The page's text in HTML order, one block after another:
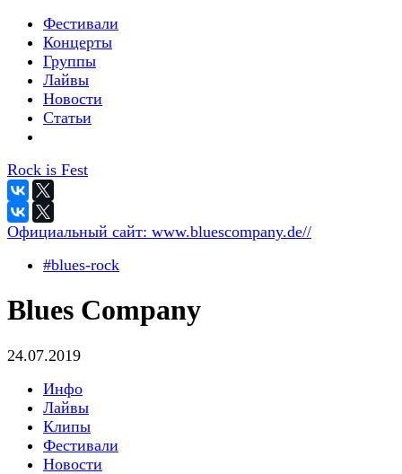
Фестивали
Концерты
Группы
Лайвы
Новости
Статьи
Rock is Fest
Официальный сайт: www.bluescompany.de//
#blues-rock
Blues Company
24.07.2019
Инфо
Лайвы
Клипы
Фестивали
Новости